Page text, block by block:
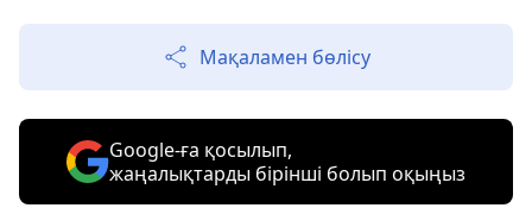
Мақаламен бөлісу
Google-ға қосылып,
жаңалықтарды бірінші болып оқыңыз